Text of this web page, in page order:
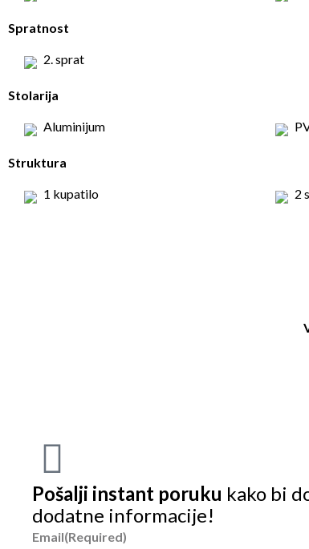
Spratnost
2. sprat
Stolarija
Aluminijum
Struktura
1 kupatilo 2
Pošalji instant poruku kako bi
dodatne informacije!
Email(Required)